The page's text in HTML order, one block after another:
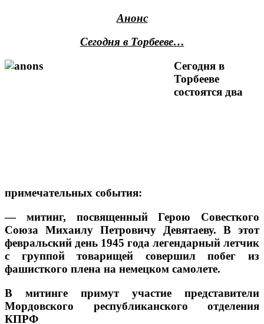
Анонс
Сегодня в Торбееве…
Сегодня в
Торбееве
состоятся два
примечательных события:
— митинг, посвященный Герою Совесткого
Союза Михаилу Петровичу Девятаеву. В этот
февральский день 1945 года легендарный летчик
с группой товарищей совершил побег из
фашисткого плена на немецком самолете.
В митинге примут участие представители
Мордовского республиканского отделения
КПРФ